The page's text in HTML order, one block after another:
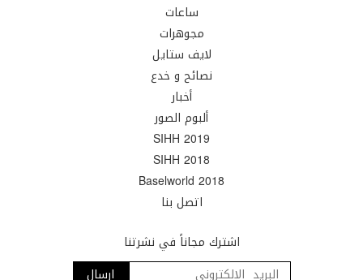
ساعات
مجوهرات
لايف ستايل
نصائح و خدع
أخبار
ألبوم الصور
SIHH 2019
SIHH 2018
Baselworld 2018
اتصل بنا
اشترك مجاناً في نشرتنا